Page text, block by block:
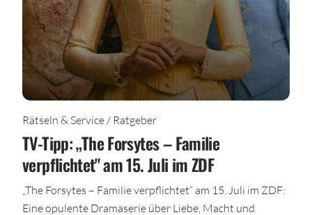
Rätseln & Service / Ratgeber
TV-Tipp: „The Forsytes – Familie
verpflichtet" am 15. Juli im ZDF
„The Forsytes – Familie verpflichtet“ am 15. Juli im ZDF:
Eine opulente Dramaserie über Liebe, Macht und